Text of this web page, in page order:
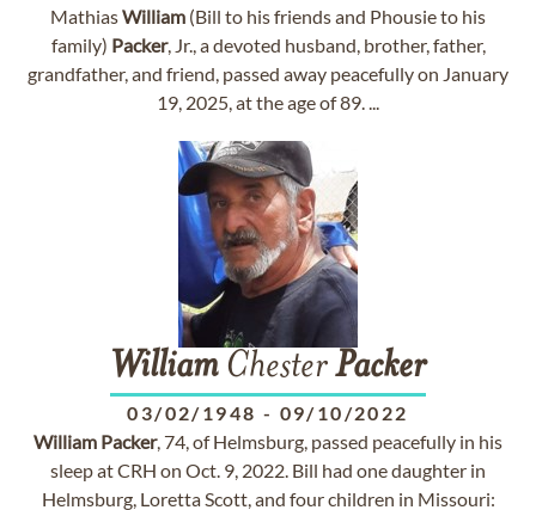
MathiasWilliam (Bill to his friends and Phousie to his
family) Packer, Jr., a devoted husband, brother, father,
grandfather, and friend, passed away peacefully on January
19, 2025, at the age of 89. ...
WilliamChesterPacker
03/02/1948 - 09/10/2022
William Packer, 74, of Helmsburg, passed peacefully in his
sleep at CRH on Oct. 9, 2022. Bill had one daughter in
Helmsburg, Loretta Scott, and four children in Missouri: